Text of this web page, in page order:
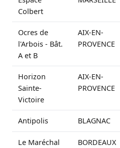
Colbert
Ocres de
l'Arbois - Bât.
A et B
AIX-EN-
PROVENCE
Horizon
Sainte-
Victoire
AIX-EN-
PROVENCE
Antipolis BLAGNAC
Le Maréchal BORDEAUX